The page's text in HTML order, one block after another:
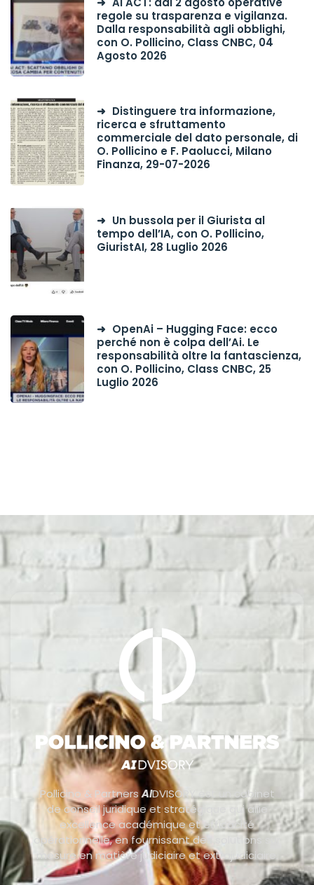
regole su trasparenza e vigilanza.
Dalla responsabilità agli obblighi,
con O. Pollicino, Class CNBC, 04
Agosto 2026
Distinguere tra informazione,
ricerca e sfruttamento
commerciale del dato personale, di
O. Pollicino e F. Paolucci, Milano
Finanza, 29-07-2026
Un bussola per il Giurista al
tempo dell’IA, con O. Pollicino,
GiuristAI, 28 Luglio 2026
OpenAi – Hugging Face: ecco
perché non è colpa dell’Ai. Le
responsabilità oltre la fantascienza,
con O. Pollicino, Class CNBC, 25
Luglio 2026
Pollicino & PartnersAIDVISORY est un cabinet
de conseil juridique et stratégique qui allie
excellence académique et efficacité
opérationnelle, en fournissant des solutions sur
mesure en matière judiciaire et extrajudiciaire.